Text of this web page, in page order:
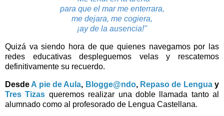
para que el mar me enterrara,
me dejara, me cogiera,
¡ay de la ausencia!"
Quizá va siendo hora de que quienes navegamos por las
redes educativas despleguemos velas y rescatemos
definitivamente su recuerdo.
Desde A pie de Aula, Blogge@ndo, Repaso de Lenguay
Tres Tizas queremos realizar una doble llamada tanto al
alumnado como al profesorado de Lengua Castellana.